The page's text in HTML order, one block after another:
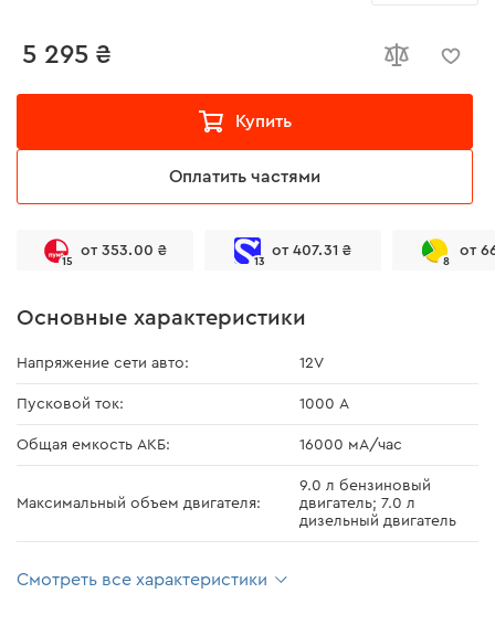
5 295 ₴
Купить
Оплатить частями
15
от 353.00 ₴
13
от 407.31 ₴
8
от
Основные характеристики
Напряжение сети авто: 12V
Пусковой ток: 1000 А
Общая емкость АКБ: 16000 мА/час
Максимальный объем двигателя:
9.0 л бензиновый
двигатель; 7.0 л
дизельный двигатель
Смотреть все характеристики